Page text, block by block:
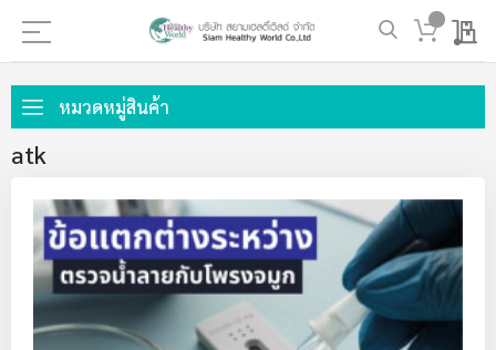
My
ไป
ที่
เนื้อหา
หมวดหมู่สินค้า
atk